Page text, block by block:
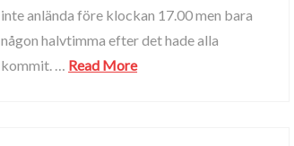
inte anlända före klockan 17.00 men bara
någon halvtimma efter det hade alla
kommit. … Read More